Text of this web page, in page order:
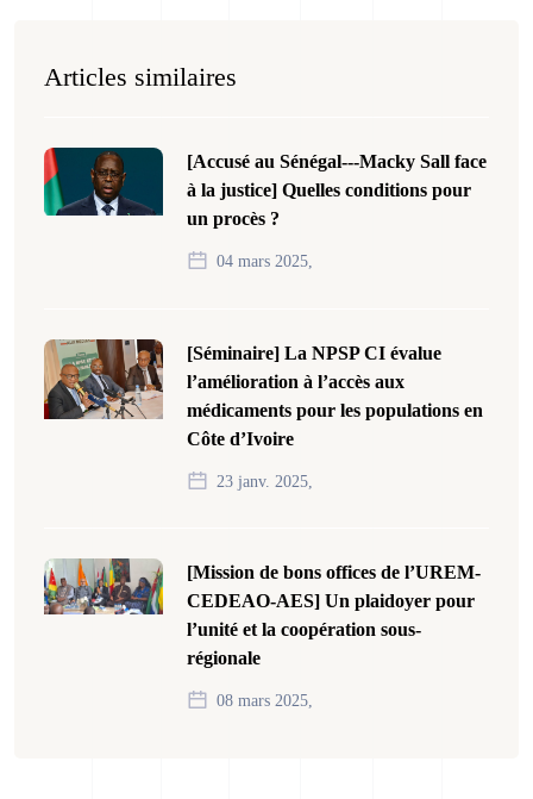
Articles similaires
[Accusé au Sénégal---Macky Sall face
à la justice] Quelles conditions pour
un procès ?
04 mars 2025,
[Séminaire] La NPSP CI évalue
l’amélioration à l’accès aux
médicaments pour les populations en
Côte d’Ivoire
23 janv. 2025,
[Mission de bons offices de l’UREM-
CEDEAO-AES] Un plaidoyer pour
l’unité et la coopération sous-
régionale
08 mars 2025,